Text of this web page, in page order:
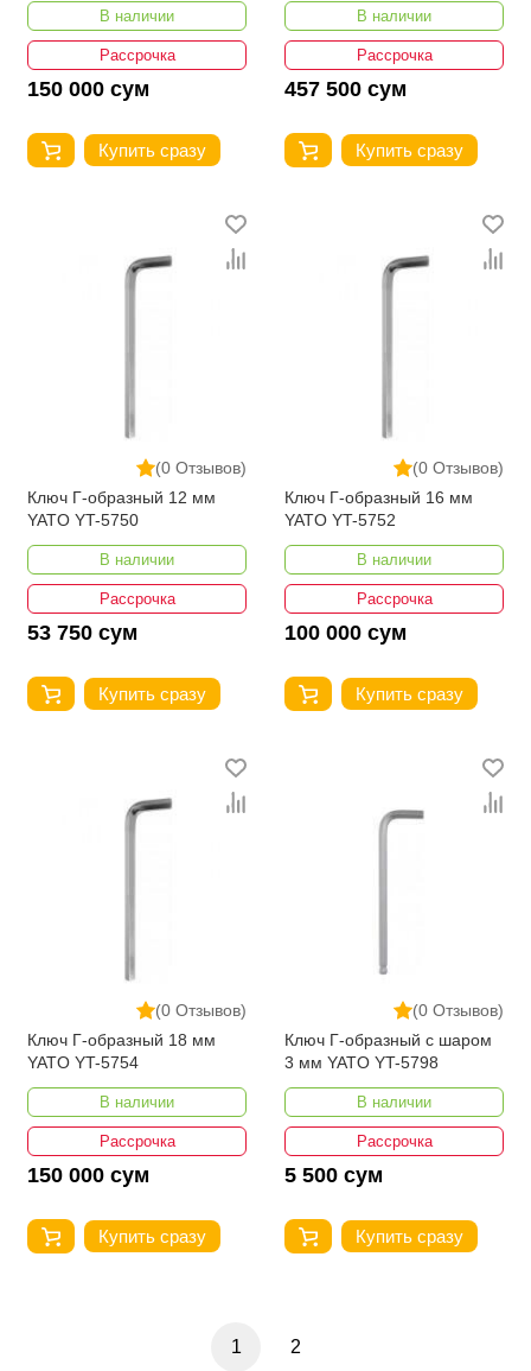
В наличии
Рассрочка
150 000 сум
Купить сразу
В наличии
Рассрочка
457 500 сум
Купить сразу
(0 Отзывов)
Ключ Г-образный 12 мм
YATO YT-5750
В наличии
Рассрочка
53 750 сум
Купить сразу
(0 Отзывов)
Ключ Г-образный 16 мм
YATO YT-5752
В наличии
Рассрочка
100 000 сум
Купить сразу
(0 Отзывов)
Ключ Г-образный 18 мм
YATO YT-5754
В наличии
Рассрочка
150 000 сум
Купить сразу
(0 Отзывов)
Ключ Г-образный с шаром
3 мм YATO YT-5798
В наличии
Рассрочка
5 500 сум
Купить сразу
1 2